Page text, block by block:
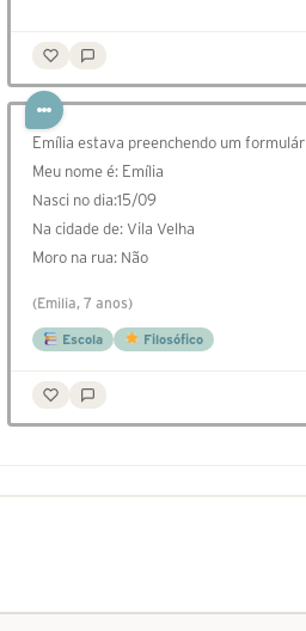
Emília estava preenchendo um
Meu nome é: Emília
Nasci no dia:15/09
Na cidade de: Vila Velha
Moro na rua: Não
(Emilia, 7 anos)
Escola Filosófico